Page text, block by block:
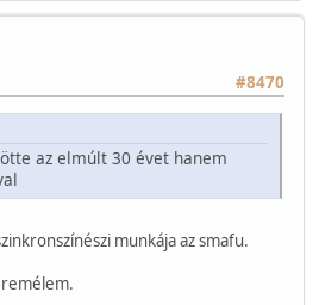
#8470
az elmúlt 30 évet hanem
munkája az smafu.